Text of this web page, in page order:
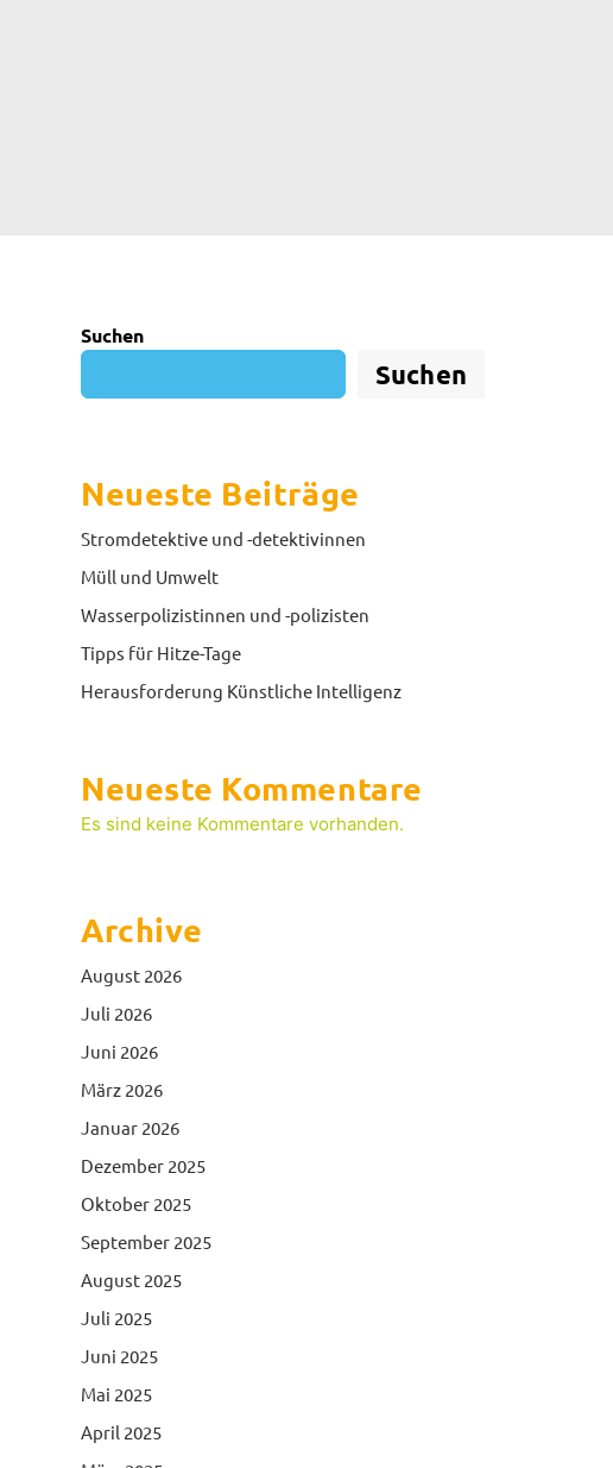
Suchen
Suchen
Neueste Beiträge
Stromdetektive und -detektivinnen
Müll und Umwelt
Wasserpolizistinnen und -polizisten
Tipps für Hitze-Tage
Herausforderung Künstliche Intelligenz
Neueste Kommentare
Es sind keine Kommentare vorhanden.
Archive
August 2026
Juli 2026
Juni 2026
März 2026
Januar 2026
Dezember 2025
Oktober 2025
September 2025
August 2025
Juli 2025
Juni 2025
Mai 2025
April 2025